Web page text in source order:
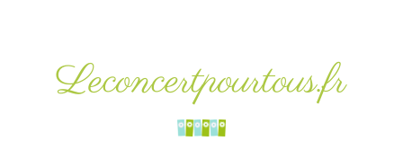
Leconcertpourtous.fr